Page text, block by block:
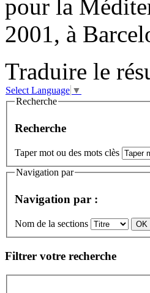
pour la
2001, à
Traduire le
Select Language ▼
Recherche
Recherche
Taper mot ou des mots clès
Navigation par
Navigation par :
Nom de la sections
Filtrer votre recherche